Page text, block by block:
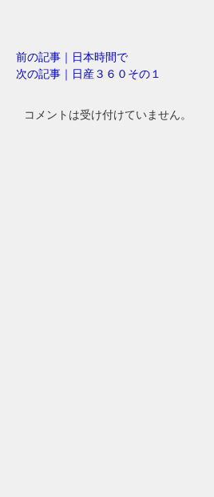
前の記事｜日本時間で
次の記事｜日産３６０その１
コメントは受け付けていません。